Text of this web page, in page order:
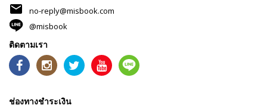
mail
no-reply@misbook.com
@misbook
ติดตามเรา
ช่องทางชำระเงิน